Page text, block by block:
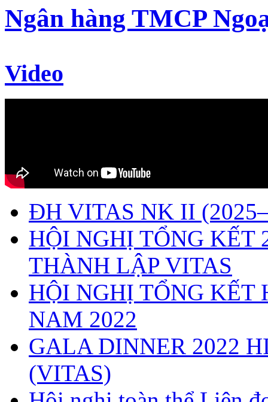
Ngân hàng TMCP
Video
ĐH VITAS NK II
HỘI NGHỊ TỔNG
THÀNH LẬP VITAS
HỘI NGHỊ TỔNG KẾT
NAM 2022
GALA DINNER 2022
(VITAS)